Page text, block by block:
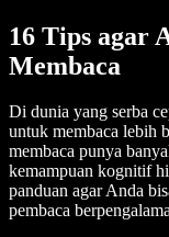
16 Tips agar
Membaca
Di dunia yang serba
untuk membaca lebih
membaca punya
kemampuan kognitif
panduan agar Anda
pembaca